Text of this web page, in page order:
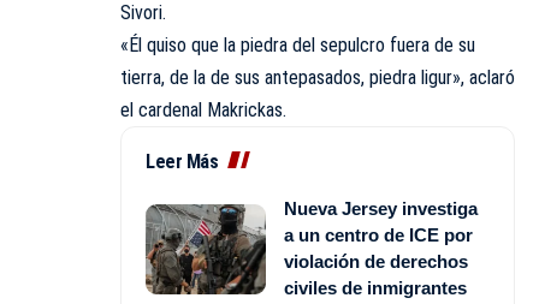
Sivori.
«Él quiso que la piedra del sepulcro fuera de su
tierra, de la de sus antepasados, piedra ligur», aclaró
el cardenal Makrickas.
Leer Más
Nueva Jersey investiga
a un centro de ICE por
violación de derechos
civiles de inmigrantes